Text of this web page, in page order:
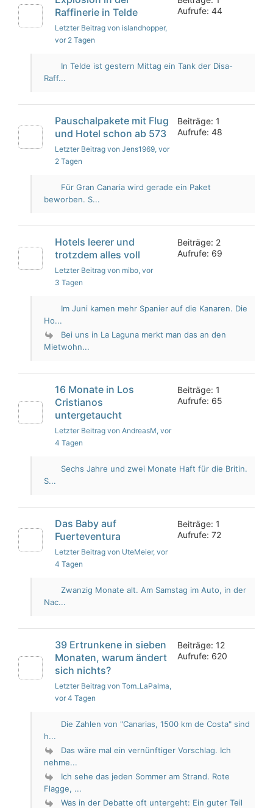
Raffinerie in Telde
Letzter Beitrag von islandhopper,
vor 2 Tagen
Aufrufe: 44
In Telde ist gestern Mittag ein Tank der Disa-
Raff...
Pauschalpakete mit Flug
und Hotel schon ab 573
Letzter Beitrag von Jens1969, vor
2 Tagen
Beiträge: 1
Aufrufe: 48
Für Gran Canaria wird gerade ein Paket
beworben. S...
Hotels leerer und
trotzdem alles voll
Letzter Beitrag von mibo, vor
3 Tagen
Beiträge: 2
Aufrufe: 69
Im Juni kamen mehr Spanier auf die Kanaren. Die
Ho...
Bei uns in La Laguna merkt man das an den
Mietwohn...
16 Monate in Los
Cristianos
untergetaucht
Letzter Beitrag von AndreasM, vor
4 Tagen
Beiträge: 1
Aufrufe: 65
Sechs Jahre und zwei Monate Haft für die Britin.
S...
Das Baby auf
Fuerteventura
Letzter Beitrag von UteMeier, vor
4 Tagen
Beiträge: 1
Aufrufe: 72
Zwanzig Monate alt. Am Samstag im Auto, in der
Nac...
39 Ertrunkene in sieben
Monaten, warum ändert
sich nichts?
Letzter Beitrag von Tom_LaPalma,
vor 4 Tagen
Beiträge: 12
Aufrufe: 620
Die Zahlen von "Canarias, 1500 km de Costa" sind
h...
Das wäre mal ein vernünftiger Vorschlag. Ich
nehme...
Ich sehe das jeden Sommer am Strand. Rote
Flagge, ...
Was in der Debatte oft untergeht: Ein guter Teil